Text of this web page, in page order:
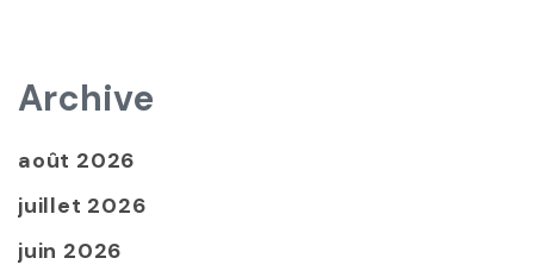
Archive
août 2026
juillet 2026
juin 2026